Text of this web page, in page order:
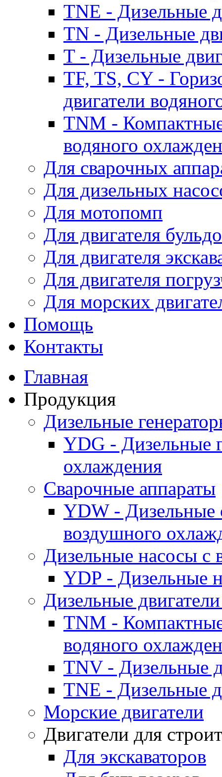
TNE - Дизельные
TN - Дизельные
T - Дизельные
TF, TS, CY -
двигатели
TNM -
водяного
Для сварочных
Для дизельных
Для мотопомп
Для двигателя
Для двигателя
Для двигателя
Для морских
Помощь
Контакты
Главная
Продукция
Дизельные
YDG - Дизельные
охлаждения
Cварочные аппараты
YDW - Дизельные
воздушного
Дизельные насосы
YDP - Дизельные
Дизельные
TNM -
водяного
TNV - Дизельные
TNE - Дизельные
Морские двигатели
Двигатели для
Для экскаваторов